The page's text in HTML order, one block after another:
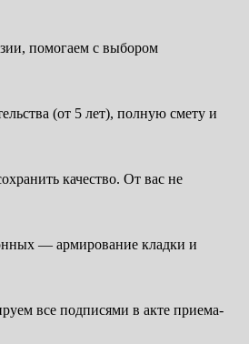
помогаем с выбором
(от 5 лет), полную смету и
качество. От вас не
— армирование кладки и
все подписями в акте приема-